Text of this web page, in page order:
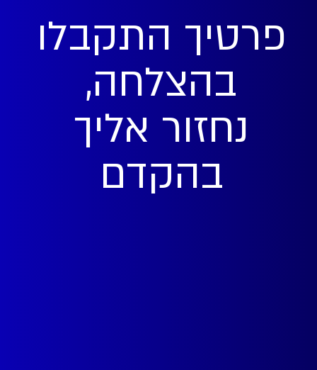
פרטיך התקבלו
בהצלחה,
נחזור אליך
בהקדם